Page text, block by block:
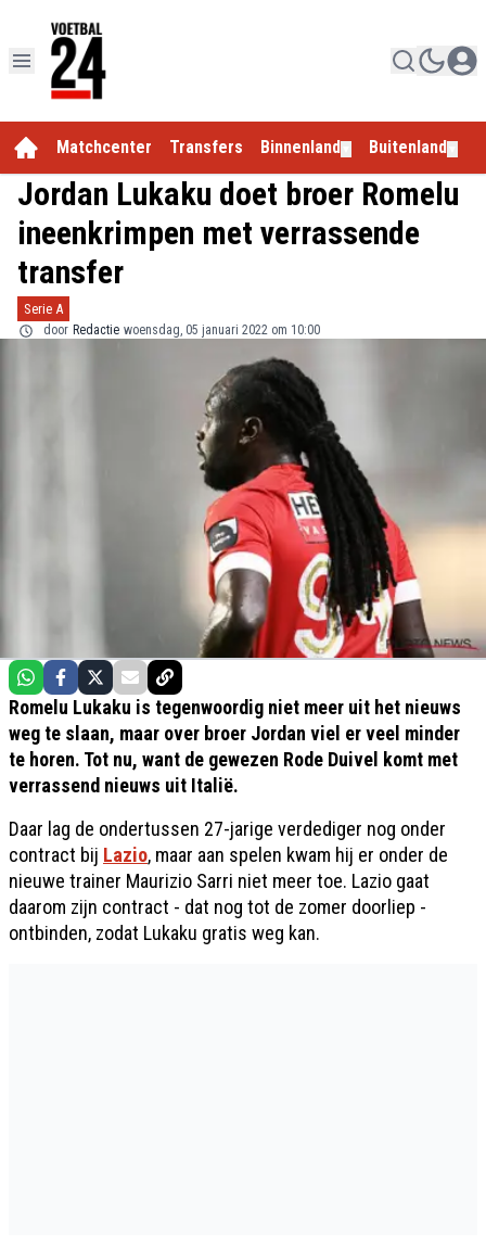
Matchcenter Transfers Binnenland Buitenland
Jordan Lukaku doet broer Romelu
ineenkrimpen met verrassende
transfer
Serie A
door Redactie woensdag, 05 januari 2022 om 10:00
Romelu Lukaku is tegenwoordig niet meer uit het nieuws
weg te slaan, maar over broer Jordan viel er veel minder
te horen. Tot nu, want de gewezen Rode Duivel komt met
verrassend nieuws uit Italië.
Daar lag de ondertussen 27-jarige verdediger nog onder
contract bij Lazio, maar aan spelen kwam hij er onder de
nieuwe trainer Maurizio Sarri niet meer toe. Lazio gaat
daarom zijn contract - dat nog tot de zomer doorliep -
ontbinden, zodat Lukaku gratis weg kan.